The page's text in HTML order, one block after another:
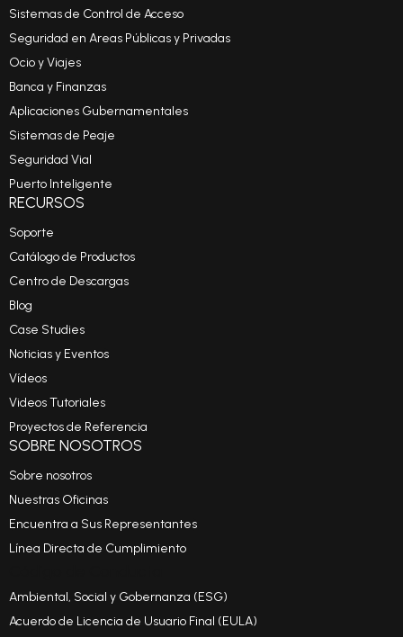
Sistemas de Control de Acceso
Seguridad en Areas Públicas y Privadas
Ocio y Viajes
Banca y Finanzas
Aplicaciones Gubernamentales
Sistemas de Peaje
Seguridad Vial
Puerto Inteligente
RECURSOS
Soporte
Catálogo de Productos
Centro de Descargas
Blog
Case Studies
Noticias y Eventos
Vídeos
Videos Tutoriales
Proyectos de Referencia
SOBRE NOSOTROS
Sobre nosotros
Nuestras Oficinas
Encuentra a Sus Representantes
Línea Directa de Cumplimiento
Ambiental, Social y Gobernanza (ESG)
Acuerdo de Licencia de Usuario Final (EULA)